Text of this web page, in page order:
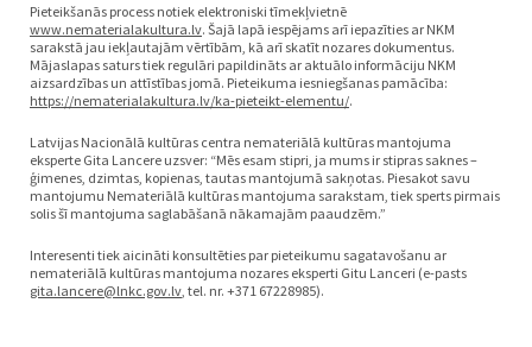
Pieteikšanās process notiek elektroniski tīmekļvietnē
www.nematerialakultura.lv. Šajā lapā iespējams arī iepazīties ar NKM
sarakstā jau iekļautajām vērtībām, kā arī skatīt nozares dokumentus.
Mājaslapas saturs tiek regulāri papildināts ar aktuālo informāciju NKM
aizsardzības un attīstības jomā. Pieteikuma iesniegšanas pamācība:
https://nematerialakultura.lv/ka-pieteikt-elementu/.
Latvijas Nacionālā kultūras centra nemateriālā kultūras mantojuma
eksperte Gita Lancere uzsver: “Mēs esam stipri, ja mums ir stipras saknes –
ģimenes, dzimtas, kopienas, tautas mantojumā sakņotas. Piesakot savu
mantojumu Nemateriālā kultūras mantojuma sarakstam, tiek sperts pirmais
solis šī mantojuma saglabāšanā nākamajām paaudzēm.”
Interesenti tiek aicināti konsultēties par pieteikumu sagatavošanu ar
nemateriālā kultūras mantojuma nozares eksperti Gitu Lanceri (e-pasts
gita.lancere@lnkc.gov.lv , tel. nr. +371 67228985).